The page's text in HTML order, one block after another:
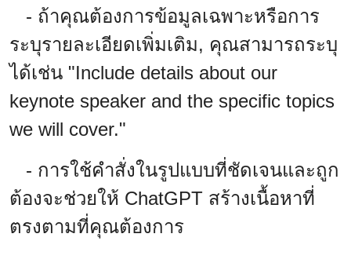
- ถ้าคุณต้องการข้อมูลเฉพาะหรือการ
ระบุรายละเอียดเพิ่มเติม, คุณสามารถระบุ
ได้เช่น "Include details about our
keynote speaker and the specific topics
we will cover."
- การใช้คำสั่งในรูปแบบที่ชัดเจนและถูก
ต้องจะช่วยให้ ChatGPT สร้างเนื้อหาที่
ตรงตามที่คุณต้องการ